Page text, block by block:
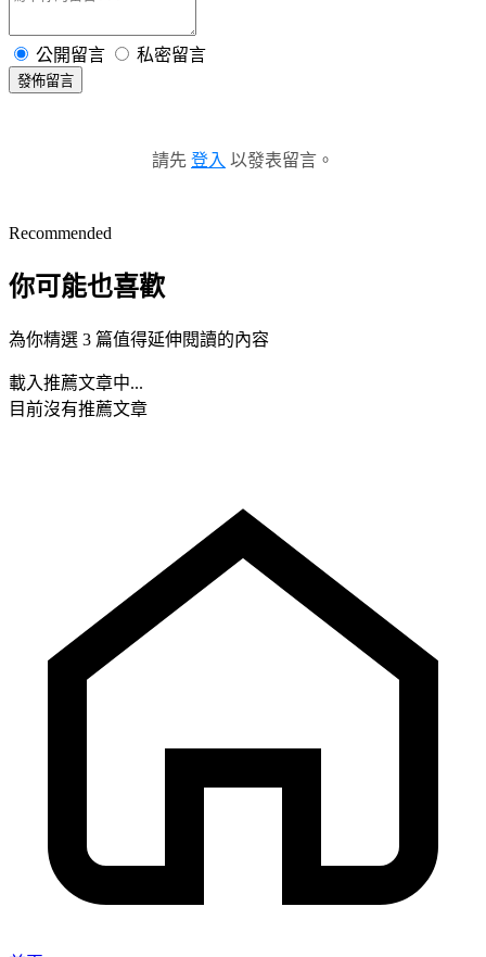
公開留言 私密留言
發佈留言
請先 登入 以發表留言。
Recommended
你可能也喜歡
為你精選 3 篇值得延伸閱讀的內容
載入推薦文章中...
目前沒有推薦文章